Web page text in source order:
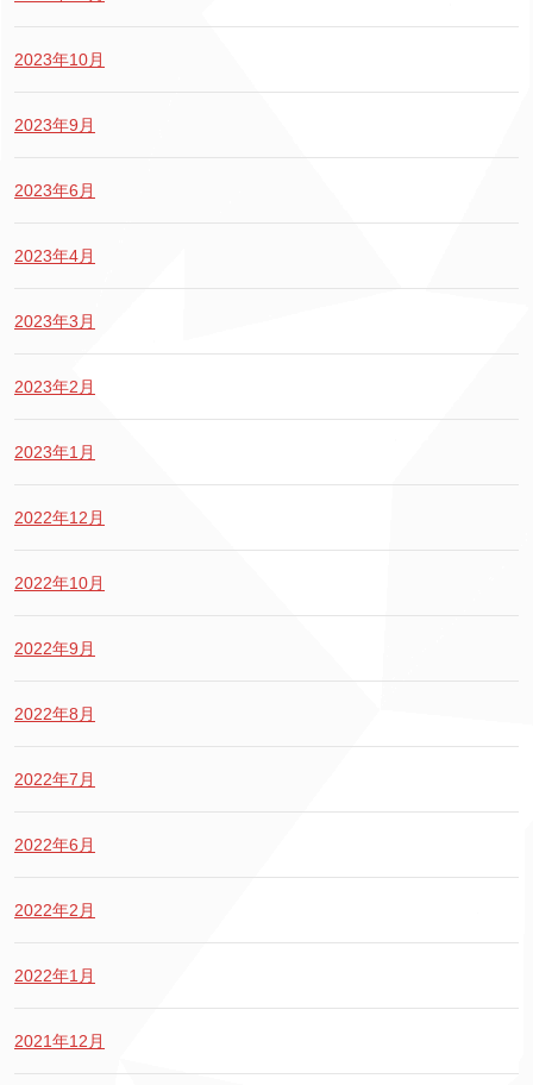
2023年10月
2023年9月
2023年6月
2023年4月
2023年3月
2023年2月
2023年1月
2022年12月
2022年10月
2022年9月
2022年8月
2022年7月
2022年6月
2022年2月
2022年1月
2021年12月